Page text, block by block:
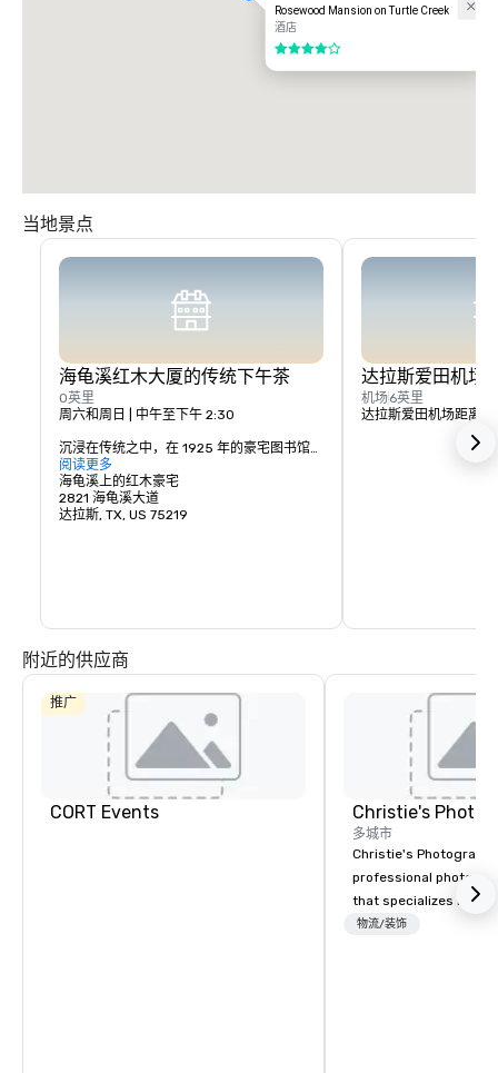
Rosewood Mansion on Turtle Creek
酒店
4/5
当地景点
海龟溪红木大厦的传统下午茶
0英里
周六和周日 | 中午至下午 2:30
沉浸在传统之中，在 1925 年的豪宅图书馆私
密而历史的环境中供应，尽情享受经典传
统，即豪宅的传统下午茶。享受精心策划的
优雅茶体验，包括精选的传家宝有机茶、美
味的茶三明治、招牌烤饼和灵感糕点。
阅读更多
海龟溪上的红木豪宅
2821 海龟溪大道
达拉斯, TX, US 75219
达拉斯爱田机场
机场6英里
达拉斯爱田机场距离
附近的供应商
推广
CORT Events
多城市
Christie's
professional
that specializes in
for corporate events.
物流/装饰